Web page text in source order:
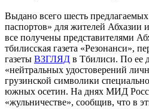
Выдано всего шесть
паспортов» для жителей
все получены представителями
тбилисская газета «Резонанси»,
газеты ВЗГЛЯД в Тбилиси. По ее
«нейтральных удостоверений
грузинской символики
южных осетин. На днях МИД
«жульничестве», сообщив, что в